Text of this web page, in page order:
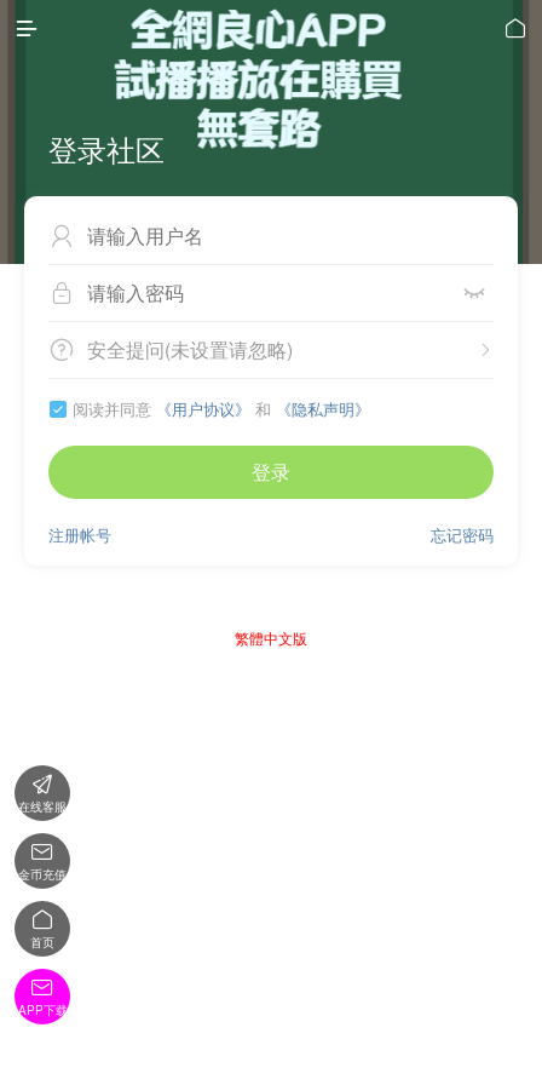
 
登录社区

 
 
安全提问(未设置请忽略)
 阅读并同意 《用户协议》 和 《隐私声明》
登录
忘记密码
注册帐号
繁體中文版

在线客服

金币充值

首页

APP下载